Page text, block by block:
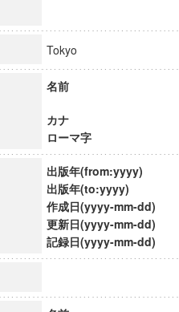
的教育研究拠点
イエンス」
Tokyo
名前
カナ
ローマ字
出版年(from:yyyy)
出版年(to:yyyy)
作成日(yyyy-mm-dd)
更新日(yyyy-mm-dd)
記録日(yyyy-mm-dd)